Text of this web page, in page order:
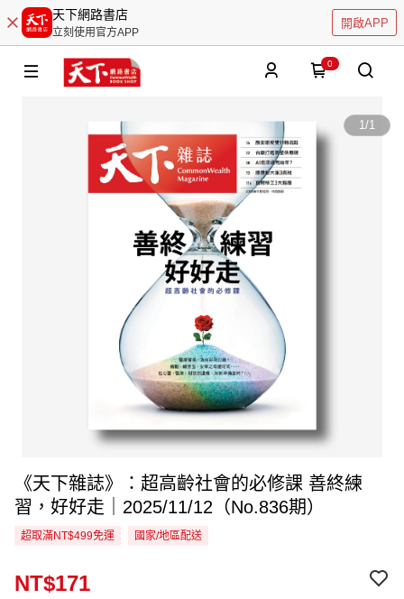
天下網路書店
立刻使用官方APP
開啟APP
0
1/1
《天下雜誌》：超高齡社會的必修課 善終練
習，好好走｜2025/11/12（No.836期）
超取滿NT$499免運 國家/地區配送
NT$171